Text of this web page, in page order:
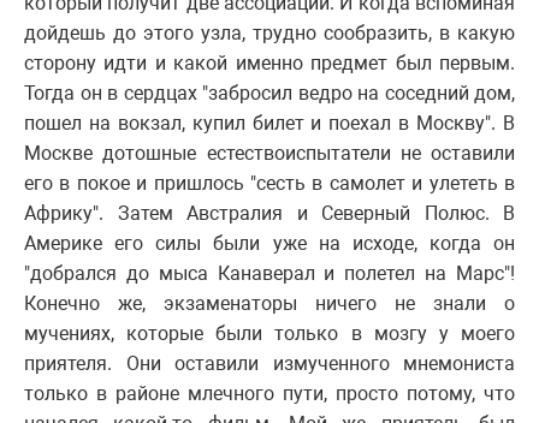
дойдешь до этого узла, трудно сообразить, в какую
сторону идти и какой именно предмет был первым.
Тогда он в сердцах "забросил ведро на соседний дом,
пошел на вокзал, купил билет и поехал в Москву". В
Москве дотошные естествоиспытатели не оставили
его в покое и пришлось "сесть в самолет и улететь в
Африку". Затем Австралия и Северный Полюс. В
Америке его силы были уже на исходе, когда он
"добрался до мыса Канаверал и полетел на Марс"!
Конечно же, экзаменаторы ничего не знали о
мучениях, которые были только в мозгу у моего
приятеля. Они оставили измученного мнемониста
только в районе млечного пути, просто потому, что